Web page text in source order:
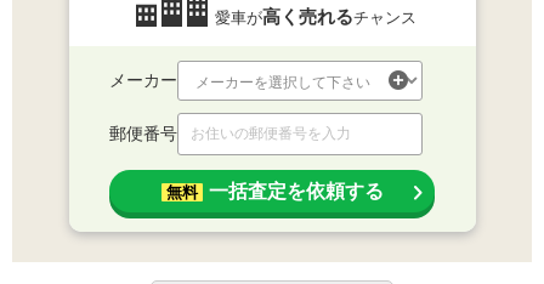
愛車が高く売れるチャンス
メーカー
郵便番号
無料 一括査定を依頼する